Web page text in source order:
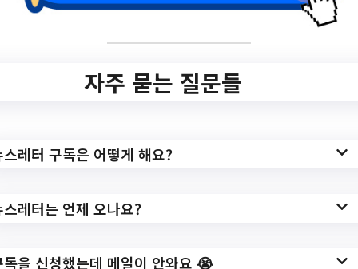
ptIdx=41&mId=0401010000
작성일: 2023-07-10 ~
2기 행복가정만들
기 지원 일정 안내
자주 묻는 질문들
스레터 구독은 어떻게 해요?
스레터는 언제 오나요?
독을 신청했는데 메일이 안와요 😭